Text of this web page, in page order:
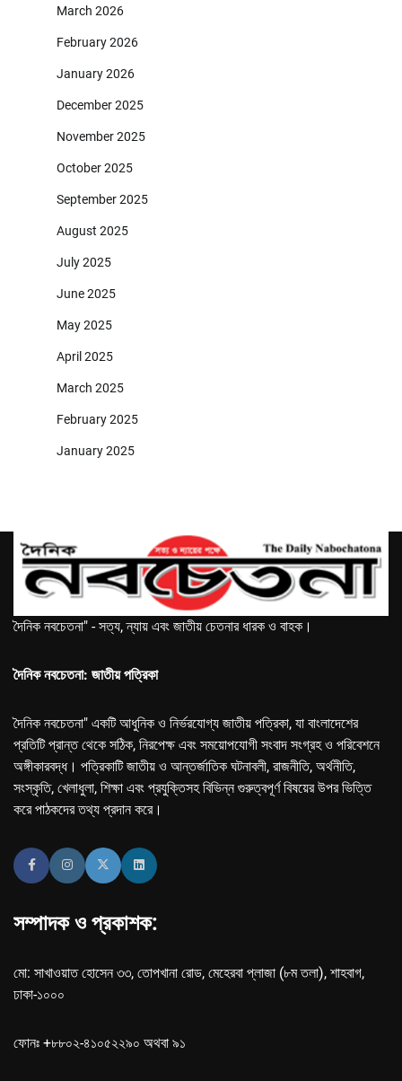
March 2026
February 2026
January 2026
December 2025
November 2025
October 2025
September 2025
August 2025
July 2025
June 2025
May 2025
April 2025
March 2025
February 2025
January 2025
দৈনিক নবচেতনা" - সত্য, ন্যায় এবং জাতীয় চেতনার ধারক ও বাহক।
দৈনিক নবচেতনা: জাতীয় পত্রিকা
দৈনিক নবচেতনা" একটি আধুনিক ও নির্ভরযোগ্য জাতীয় পত্রিকা, যা বাংলাদেশের
প্রতিটি প্রান্ত থেকে সঠিক, নিরপেক্ষ এবং সময়োপযোগী সংবাদ সংগ্রহ ও পরিবেশনে
অঙ্গীকারবদ্ধ। পত্রিকাটি জাতীয় ও আন্তর্জাতিক ঘটনাবলী, রাজনীতি, অর্থনীতি,
সংস্কৃতি, খেলাধুলা, শিক্ষা এবং প্রযুক্তিসহ বিভিন্ন গুরুত্বপূর্ণ বিষয়ের উপর ভিত্তি
করে পাঠকদের তথ্য প্রদান করে।
সম্পাদক ও প্রকাশক:
মো: সাখাওয়াত হোসেন ৩৩, তোপখানা রোড, মেহেরবা প্লাজা (৮ম তলা), শাহবাগ,
ঢাকা-১০০০
ফোনঃ +৮৮০২-৪১০৫২২৯০ অথবা ৯১